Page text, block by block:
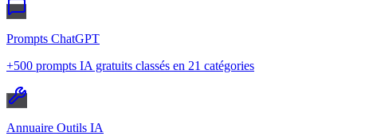
Prompts ChatGPT
+500 prompts IA gratuits classés en 21 catégories
Annuaire Outils IA